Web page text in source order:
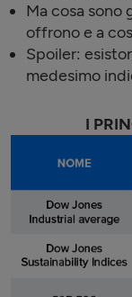
Ma cosa sono
offrono e a
Spoiler:
medesimo
I